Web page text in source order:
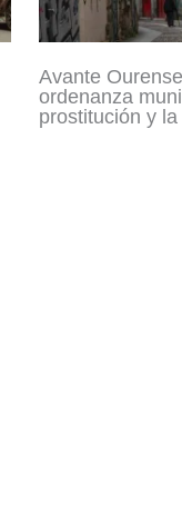
Avante
ordenanza
prostitución y